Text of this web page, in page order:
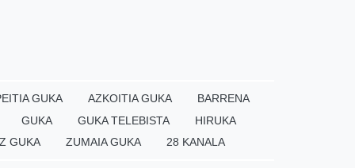
GUKA AZKOITIA GUKA
BARRENA
GUKA GUKA TELEBISTA
HIRUKA
GUKA ZUMAIA GUKA 28 KANALA